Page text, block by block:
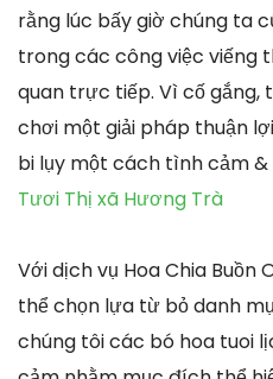
rằng lúc bấy giờ chúng ta
trong các công việc viếng
quan trực tiếp. Vì cố gắng,
chơi một giải pháp thuận
bi lụy một cách tình cảm
Tươi Thị xã Hương Trà
Với dịch vụ Hoa Chia Buồn
thể chọn lựa từ bỏ danh
chúng tôi các bó hoa tuoi